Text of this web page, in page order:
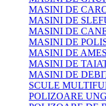
MASINI DE
MASINI DE
MASINI DE
MASINI DE
MASINI DE
MASINI DE
MASINI DE
SCULE
POLIZOARE